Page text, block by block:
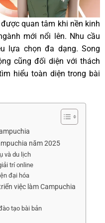
quan tâm khi nền kinh
mới nổi lên. Nhu cầu
lựa chọn đa dạng. Song
cũng đối diện với thách
hiểu toàn diện trong bài
năm 2025
và du lịch
trí online
đại hóa
việc làm Campuchia
tạo bài bản